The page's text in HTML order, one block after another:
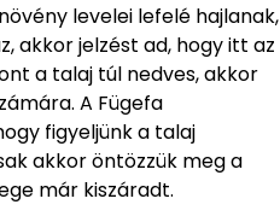
levelei lefelé hajlanak,
akkor jelzést ad, hogy itt az
a talaj túl nedves, akkor
A Fügefa
figyeljünk a talaj
akkor öntözzük meg a
már kiszáradt.